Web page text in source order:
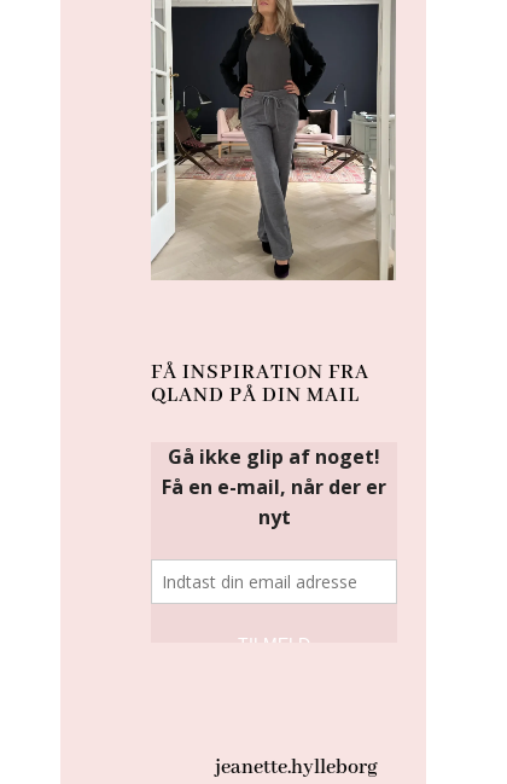
FÅ INSPIRATION FRA
QLAND PÅ DIN MAIL
jeanette.hylleborg